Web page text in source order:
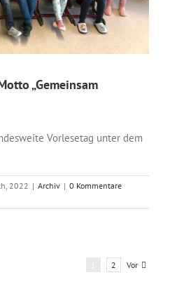
„Gemeinsam
Vorlesetag unter dem
2022 | Archiv | 0 Kommentare
2 Vor